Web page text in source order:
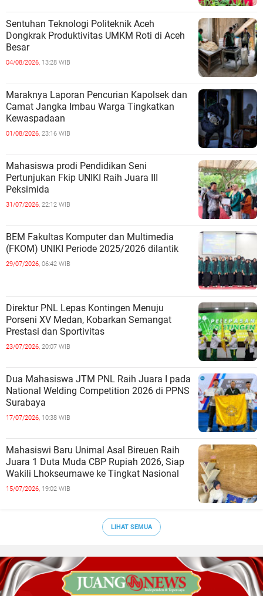
Sentuhan Teknologi Politeknik Aceh
Dongkrak Produktivitas UMKM Roti di Aceh
Besar
04/08/2026, 13:28 WIB
Maraknya Laporan Pencurian Kapolsek dan
Camat Jangka Imbau Warga Tingkatkan
Kewaspadaan
01/08/2026, 23:16 WIB
Mahasiswa prodi Pendidikan Seni
Pertunjukan Fkip UNIKI Raih Juara III
Peksimida
31/07/2026, 22:12 WIB
BEM Fakultas Komputer dan Multimedia
(FKOM) UNIKI Periode 2025/2026 dilantik
29/07/2026, 06:42 WIB
Direktur PNL Lepas Kontingen Menuju
Porseni XV Medan, Kobarkan Semangat
Prestasi dan Sportivitas
23/07/2026, 20:07 WIB
Dua Mahasiswa JTM PNL Raih Juara I pada
National Welding Competition 2026 di PPNS
Surabaya
17/07/2026, 10:38 WIB
Mahasiswi Baru Unimal Asal Bireuen Raih
Juara 1 Duta Muda CBP Rupiah 2026, Siap
Wakili Lhokseumawe ke Tingkat Nasional
15/07/2026, 19:02 WIB
LIHAT SEMUA